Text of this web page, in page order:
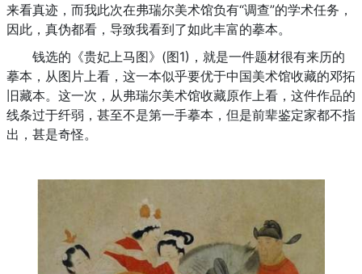
来看真迹，而我此次在弗瑞尔美术馆负有“调查”的学术任务，
因此，真伪都看，导致我看到了如此丰富的摹本。
钱选的《贵妃上马图》(图1)，就是一件题材很有来历的
摹本，从图片上看，这一本似乎要优于中国美术馆收藏的邓拓
旧藏本。这一次，从弗瑞尔美术馆收藏原作上看，这件作品的
线条过于纤弱，甚至不是第一手摹本，但是前辈鉴定家都不指
出，甚是奇怪。